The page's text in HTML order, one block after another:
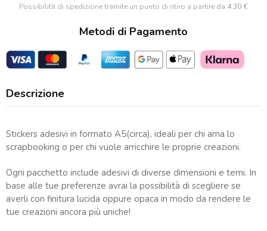
Possibilità di spedizione tramite un punto di ritiro a partire da 4.30 €
Metodi di Pagamento
Descrizione
Stickers adesivi in formato A5(circa), ideali per chi ama lo
scrapbooking o per chi vuole arricchire le proprie creazioni.
Ogni pacchetto include adesivi di diverse dimensioni e temi. In
base alle tue preferenze avrai la possibilità di scegliere se
averli con finitura lucida oppure opaca in modo da rendere le
tue creazioni ancora più uniche!